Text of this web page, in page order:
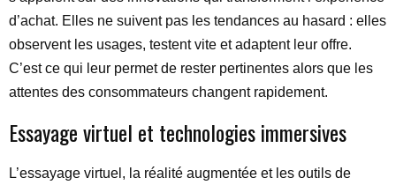
d’achat. Elles ne suivent pas les tendances au hasard : elles
observent les usages, testent vite et adaptent leur offre.
C’est ce qui leur permet de rester pertinentes alors que les
attentes des consommateurs changent rapidement.
Essayage virtuel et technologies immersives
L’essayage virtuel, la réalité augmentée et les outils de